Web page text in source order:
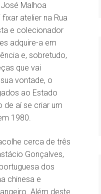
Malhoa
atelier na Rua
e colecionador
adquire-a em
e, sobretudo,
que vai
vontade, o
ao Estado
de aí se criar um
1980.
cerca de três
Gonçalves,
dos
chinesa e
Além deste